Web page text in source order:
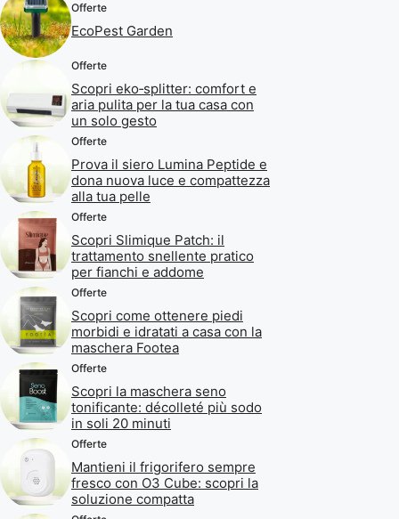
Offerte
EcoPest Garden
Offerte
Scopri eko‑splitter: comfort e
aria pulita per la tua casa con
un solo gesto
Offerte
Prova il siero Lumina Peptide e
dona nuova luce e compattezza
alla tua pelle
Offerte
Scopri Slimique Patch: il
trattamento snellente pratico
per fianchi e addome
Offerte
Scopri come ottenere piedi
morbidi e idratati a casa con la
maschera Footea
Offerte
Scopri la maschera seno
tonificante: décolleté più sodo
in soli 20 minuti
Offerte
Mantieni il frigorifero sempre
fresco con O3 Cube: scopri la
soluzione compatta